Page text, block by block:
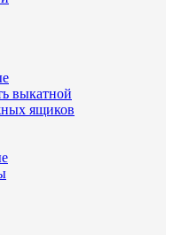
выкатной
ящиков